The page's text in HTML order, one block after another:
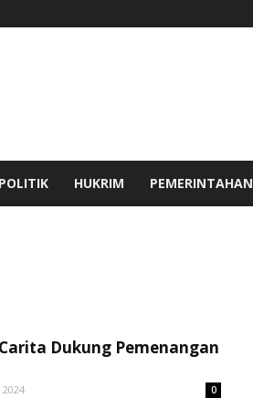
POLITIK HUKRIM PEMERINTAHAN
Dukung Pemenangan
2024 0